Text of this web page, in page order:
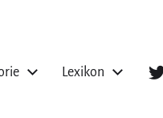
Lexikon